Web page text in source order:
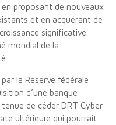
proposant de nouveaux
et en acquérant de
significative
mondial de la
la Réserve fédérale
d’une banque
de céder DRT Cyber
ultérieure qui pourrait